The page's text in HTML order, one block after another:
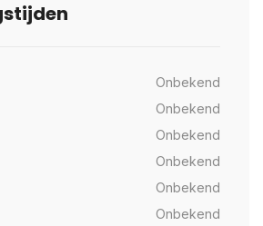
Onbekend
Onbekend
Onbekend
Onbekend
Onbekend
Onbekend